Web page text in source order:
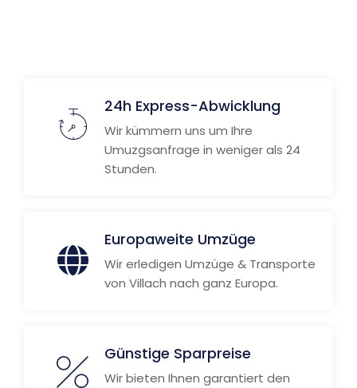
24h Express-Abwicklung
Wir kümmern uns um Ihre
Umuzgsanfrage in weniger als 24
Stunden.
Europaweite Umzüge
Wir erledigen Umzüge & Transporte
von Villach nach ganz Europa.
Günstige Sparpreise
Wir bieten Ihnen garantiert den